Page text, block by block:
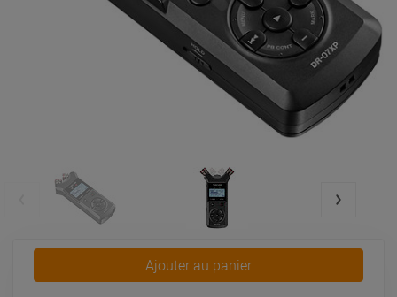
Ajouter au panier